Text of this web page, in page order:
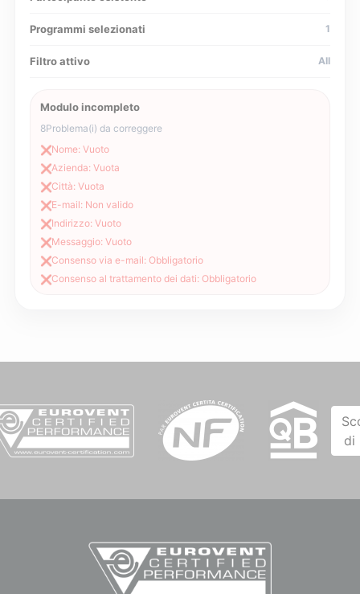
Programmi selezionati 1
Filtro attivo All
Modulo incompleto
8Problema(i) da correggere
❌Nome: Vuoto
❌Azienda: Vuota
❌Città: Vuota
❌E-mail: Non valido
❌Indirizzo: Vuoto
❌Messaggio: Vuoto
❌Consenso via e-mail: Obbligatorio
❌Consenso al trattamento dei dati: Obbligatorio
di